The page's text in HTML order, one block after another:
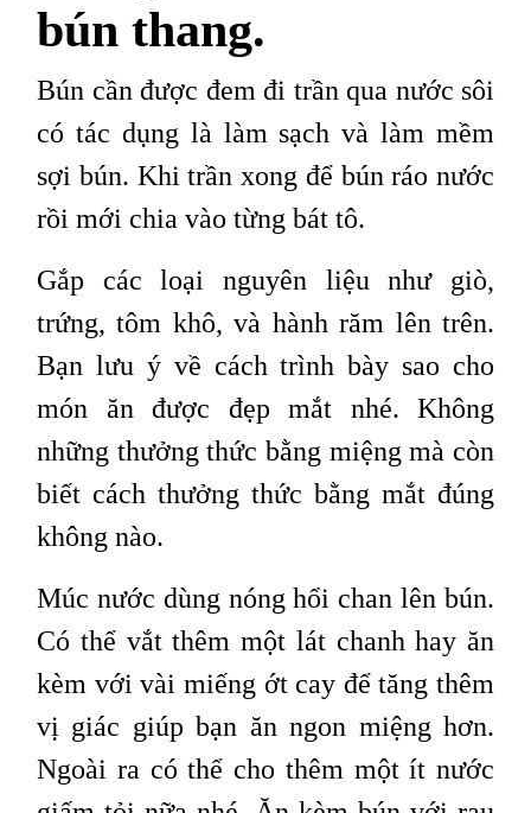
bún thang.
Bún cần được đem đi trần qua nước sôi
có tác dụng là làm sạch và làm mềm
sợi bún. Khi trần xong để bún ráo nước
rồi mới chia vào từng bát tô.
Gắp các loại nguyên liệu như giò,
trứng, tôm khô, và hành răm lên trên.
Bạn lưu ý về cách trình bày sao cho
món ăn được đẹp mắt nhé. Không
những thưởng thức bằng miệng mà còn
biết cách thưởng thức bằng mắt đúng
không nào.
Múc nước dùng nóng hổi chan lên bún.
Có thể vắt thêm một lát chanh hay ăn
kèm với vài miếng ớt cay để tăng thêm
vị giác giúp bạn ăn ngon miệng hơn.
Ngoài ra có thể cho thêm một ít nước